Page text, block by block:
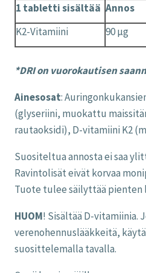
1 tabletti sisältää Annos
K2-Vitamiini
90 µg
*DRI on vuorokautisen
Ainesosat:
(glyseriini, muokattu
rautaoksidi), D-vitamiini K2
Suositeltua annosta ei saa
Ravintolisät eivät korvaa
Tuote tulee säilyttää
HUOM! Sisältää D-vitamiinia.
verenohennuslääkkeitä,
suosittelemalla tavalla.